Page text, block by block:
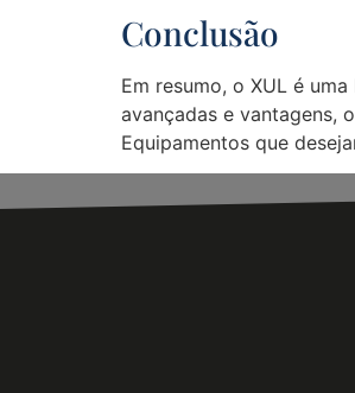
Conclusão
Em resumo, o XUL é
avançadas e vantagens,
Equipamentos que